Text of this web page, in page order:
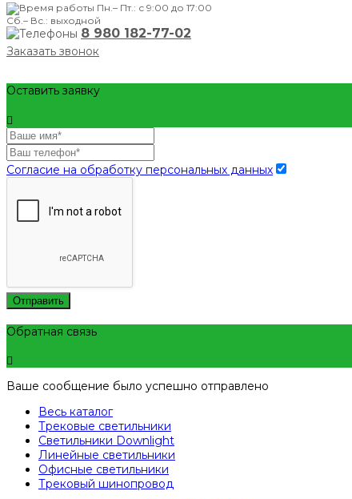
Пн.– Пт.: с 9:00 до 17:00
Сб.– Вс.: выходной
8 980 182-77-02
Заказать звонок
Оставить заявку
Согласие на обработку персональных данных
Отправить
Обратная связь
Ваше сообщение было успешно отправлено
Весь каталог
Трековые светильники
Светильники Downlight
Линейные светильники
Офисные светильники
Трековый шинопровод